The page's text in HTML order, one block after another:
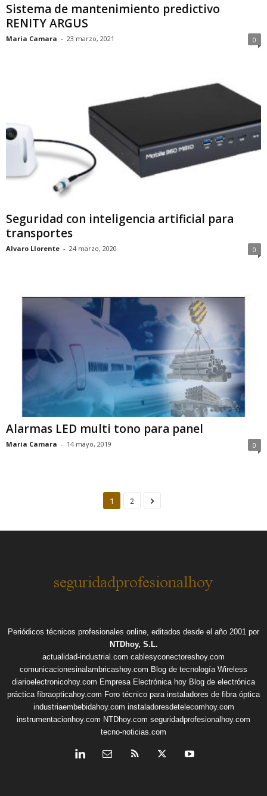
Sistema de mantenimiento predictivo
RENITY ARGUS
Maria Camara - 23 marzo, 2021 0
Seguridad con inteligencia artificial para
transportes
Alvaro Llorente - 24 marzo, 2020 0
Alarmas LED multi tono para panel
Maria Camara - 14 mayo, 2019 0
1 2
Periódicos técnicos profesionales online, editados desde el año 2001 por
NTDhoy, S.L.
actualidad-industrial.com cablesyconectoreshoy.com
comunicacionesinalambricashoy.com Blog de tecnología Wireless
diarioelectronicohoy.com Empresa Electrónica hoy Blog de electrónica
práctica fibraopticahoy.com Foro técnico para instaladores de fibra óptica
industriaembebidahoy.com instaladoresdetelecomhoy.com
instrumentacionhoy.com NTDhoy.com seguridadprofesionalhoy.com
tecno-noticias.com